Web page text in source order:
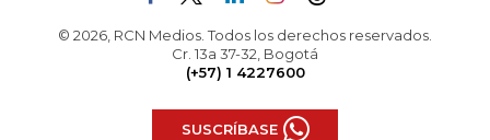
© 2026, RCN Medios. Todos los derechos reservados.
Cr. 13a 37-32, Bogotá
(+57) 1 4227600
SUSCRÍBASE